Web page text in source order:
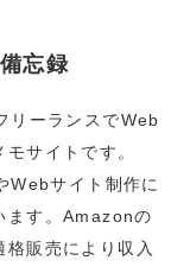
忘録
リーランスでWeb
サイトです。
Webサイト制作に
ます。Amazonの
販売により収入